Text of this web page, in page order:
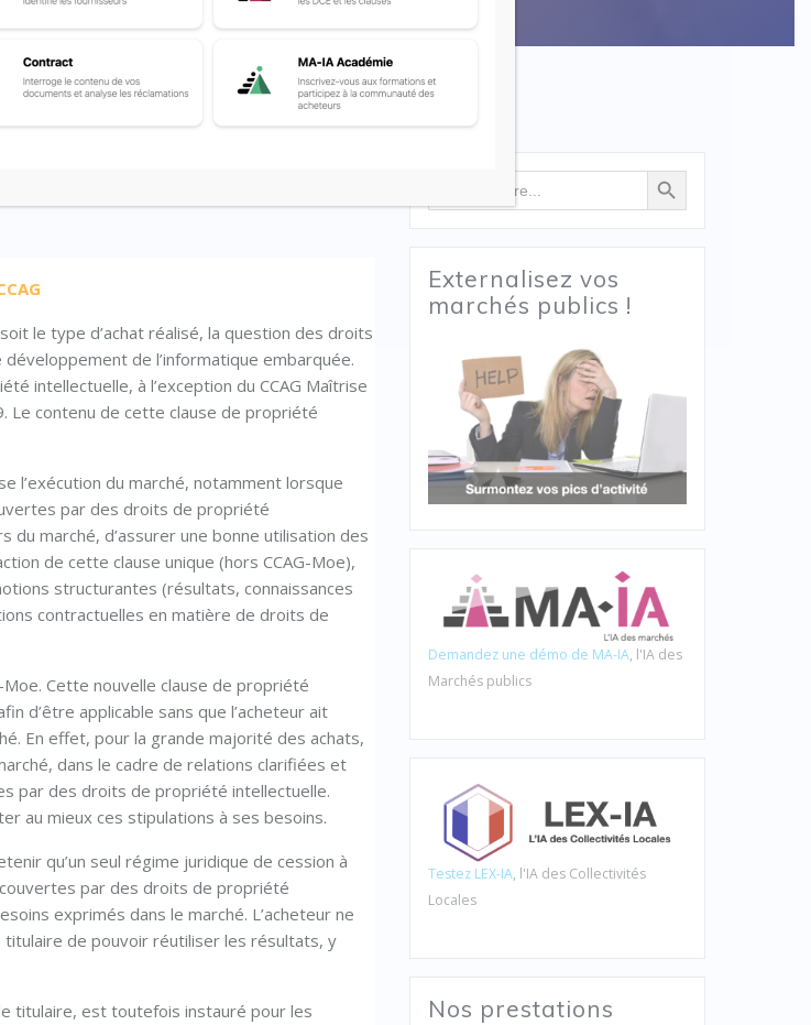
dans les
le type d’achat réalisé, la question des droits
de l’informatique embarquée.
intellectuelle, à l’exception du CCAG Maîtrise
Le contenu de cette clause de propriété
l’exécution du marché, notamment lorsque
par des droits de propriété
du marché, d’assurer une bonne utilisation des
de cette clause unique (hors CCAG-Moe),
structurantes (résultats, connaissances
contractuelles en matière de droits de
Cette nouvelle clause de propriété
d’être applicable sans que l’acheteur ait
En effet, pour la grande majorité des achats,
dans le cadre de relations clarifiées et
par des droits de propriété intellectuelle.
au mieux ces stipulations à ses besoins.
qu’un seul régime juridique de cession à
par des droits de propriété
exprimés dans le marché. L’acheteur ne
titulaire de pouvoir réutiliser les résultats, y
titulaire, est toutefois instauré pour les
Search Button
Externalisez vos
marchés publics !
Demandez une démo de MA-IA, l'IA des
Marchés publics
Testez LEX-IA, l'IA des Collectivités
Locales
Nos prestations